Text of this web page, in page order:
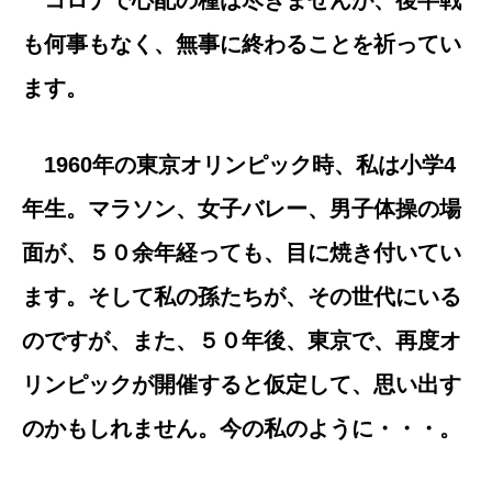
も何事もなく、無事に終わることを祈ってい
ます。
1960年の東京オリンピック時、私は小学4
年生。マラソン、女子バレー、男子体操の場
面が、
５０余年経っても、目に焼き付いてい
ます。そして私の孫たちが、その世代にいる
のですが、
また、５０年後、東京で、再度オ
リンピックが開催すると仮定して、思い出す
のかもしれません。今の私のように・・・。